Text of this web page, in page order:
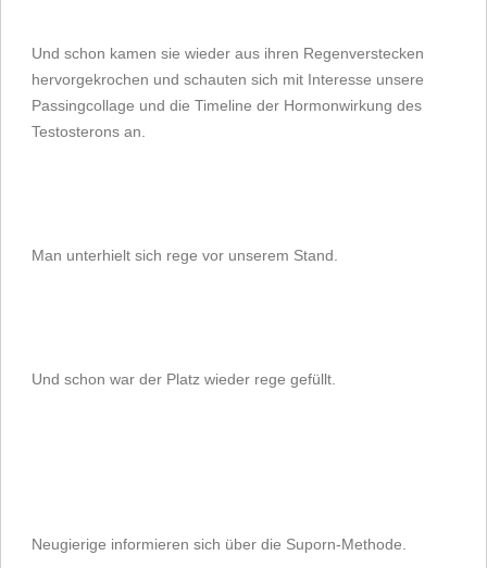
Und schon kamen sie wieder aus ihren Regenverstecken
hervorgekrochen und schauten sich mit Interesse unsere
Passingcollage und die Timeline der Hormonwirkung des
Testosterons an.
Man unterhielt sich rege vor unserem Stand.
Und schon war der Platz wieder rege gefüllt.
Neugierige informieren sich über die Suporn-Methode.